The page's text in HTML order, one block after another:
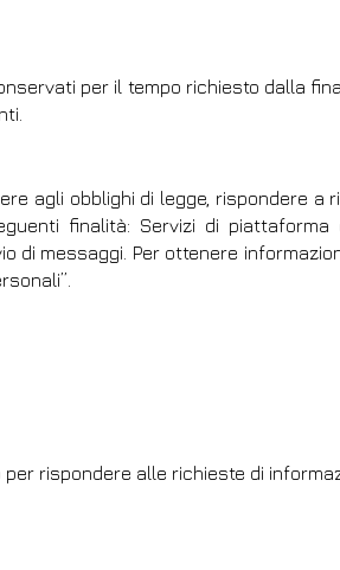
per il tempo richiesto dalla
agli obblighi di legge, rispondere
finalità: Servizi di
di messaggi. Per ottenere
rispondere alle richieste di